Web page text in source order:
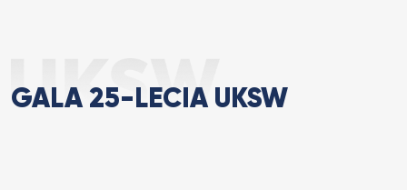
GALA 25-LECIA UKSW